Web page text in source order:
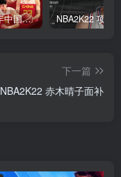
NBA2K22 19年中国队面补合集
下一篇
NBA2K22 赤木晴子面补